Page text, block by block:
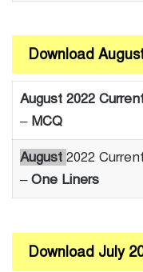
Download
August 2022
– MCQ
August 2022
–One Liners
Download July